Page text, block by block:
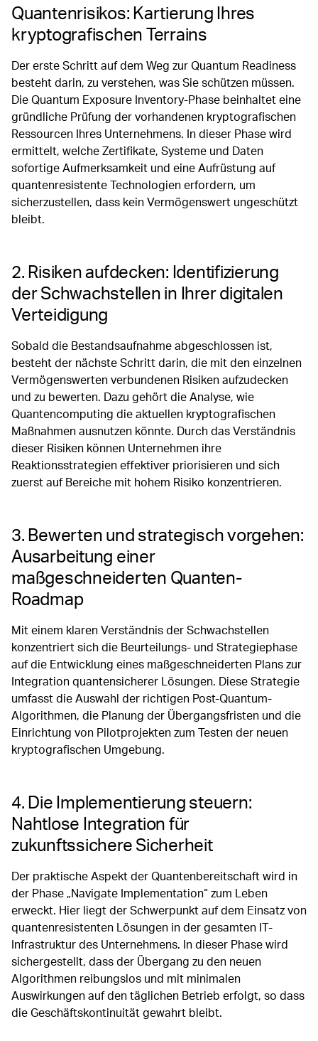
Quantenrisikos: Kartierung Ihres
kryptografischen Terrains
Der erste Schritt auf dem Weg zur Quantum Readiness
besteht darin, zu verstehen, was Sie schützen müssen.
Die Quantum Exposure Inventory-Phase beinhaltet eine
gründliche Prüfung der vorhandenen kryptografischen
Ressourcen Ihres Unternehmens. In dieser Phase wird
ermittelt, welche Zertifikate, Systeme und Daten
sofortige Aufmerksamkeit und eine Aufrüstung auf
quantenresistente Technologien erfordern, um
sicherzustellen, dass kein Vermögenswert ungeschützt
bleibt.
2. Risiken aufdecken: Identifizierung
der Schwachstellen in Ihrer digitalen
Verteidigung
Sobald die Bestandsaufnahme abgeschlossen ist,
besteht der nächste Schritt darin, die mit den einzelnen
Vermögenswerten verbundenen Risiken aufzudecken
und zu bewerten. Dazu gehört die Analyse, wie
Quantencomputing die aktuellen kryptografischen
Maßnahmen ausnutzen könnte. Durch das Verständnis
dieser Risiken können Unternehmen ihre
Reaktionsstrategien effektiver priorisieren und sich
zuerst auf Bereiche mit hohem Risiko konzentrieren.
3. Bewerten und strategisch vorgehen:
Ausarbeitung einer
maßgeschneiderten Quanten-
Roadmap
Mit einem klaren Verständnis der Schwachstellen
konzentriert sich die Beurteilungs- und Strategiephase
auf die Entwicklung eines maßgeschneiderten Plans zur
Integration quantensicherer Lösungen. Diese Strategie
umfasst die Auswahl der richtigen Post-Quantum-
Algorithmen, die Planung der Übergangsfristen und die
Einrichtung von Pilotprojekten zum Testen der neuen
kryptografischen Umgebung.
4. Die Implementierung steuern:
Nahtlose Integration für
zukunftssichere Sicherheit
Der praktische Aspekt der Quantenbereitschaft wird in
der Phase „Navigate Implementation“ zum Leben
erweckt. Hier liegt der Schwerpunkt auf dem Einsatz von
quantenresistenten Lösungen in der gesamten IT-
Infrastruktur des Unternehmens. In dieser Phase wird
sichergestellt, dass der Übergang zu den neuen
Algorithmen reibungslos und mit minimalen
Auswirkungen auf den täglichen Betrieb erfolgt, so dass
die Geschäftskontinuität gewahrt bleibt.